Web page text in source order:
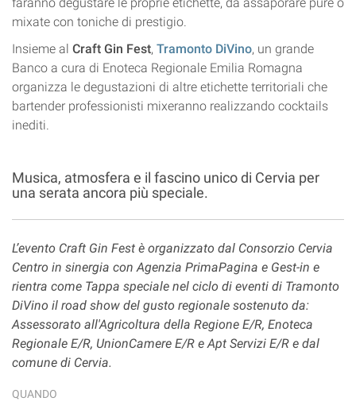
faranno degustare le proprie etichette, da assaporare pure o
mixate con toniche di prestigio.
Insieme al Craft Gin Fest, Tramonto DiVino, un grande
Banco a cura di Enoteca Regionale Emilia Romagna
organizza le degustazioni di altre etichette territoriali che
bartender professionisti mixeranno realizzando cocktails
inediti.
Musica, atmosfera e il fascino unico di Cervia per
una serata ancora più speciale.
L’evento Craft Gin Fest è organizzato dal Consorzio Cervia
Centro in sinergia con Agenzia PrimaPagina e Gest-in e
rientra come Tappa speciale nel ciclo di eventi di Tramonto
DiVino il road show del gusto regionale sostenuto da:
Assessorato all'Agricoltura della Regione E/R, Enoteca
Regionale E/R, UnionCamere E/R e Apt Servizi E/R e dal
comune di Cervia.
QUANDO